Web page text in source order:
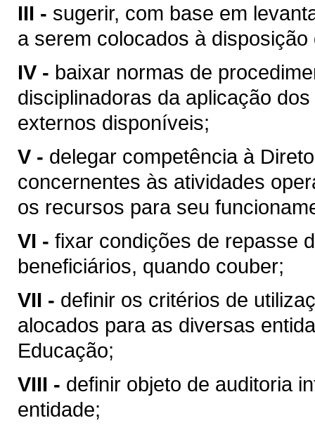
III - sugerir, com base em
a serem colocados à
IV - baixar normas de
disciplinadoras da aplicação
externos disponíveis;
V - delegar competência à
concernentes às atividades
os recursos para seu
VI - fixar condições de repasse
beneficiários, quando couber;
VII - definir os critérios de
alocados para as diversas
Educação;
VIII - definir objeto de auditoria
entidade;